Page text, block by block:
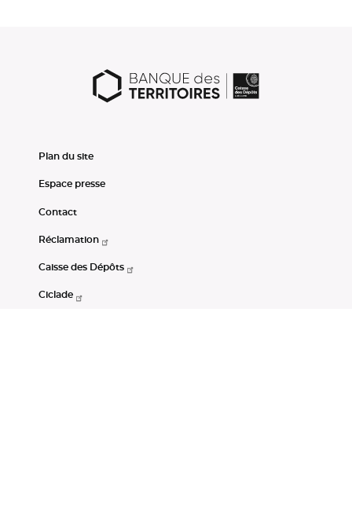
Plan du site
Espace presse
Contact
Réclamation
Caisse des Dépôts
Ciclade